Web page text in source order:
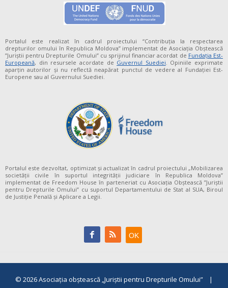
Portalul este realizat în cadrul proiectului “Contribuția la respectarea
drepturilor omului în Republica Moldova” implementat de Asociația Obștească
”Juriștii pentru Drepturile Omului” cu sprijinul financiar acordat de Fundaţia Est-
Europeană, din resursele acordate de Guvernul Suediei . Opiniile exprimate
aparţin autorilor şi nu reflectă neapărat punctul de vedere al Fundației Est-
Europene sau al Guvernului Suediei.
Portalul este dezvoltat, optimizat și actualizat în cadrul proiectului „Mobilizarea
societății civile în suportul integrității judiciare în Republica Moldova”
implementat de Freedom House în parteneriat cu Asociația Obștească ”Juriștii
pentru Drepturile Omului” cu suportul Departamentului de Stat al SUA, Biroul
de Justiție Penală și Aplicare a Legii.
© 2026Asociaţia obştească „Juriştii pentru Drepturile Omului” |